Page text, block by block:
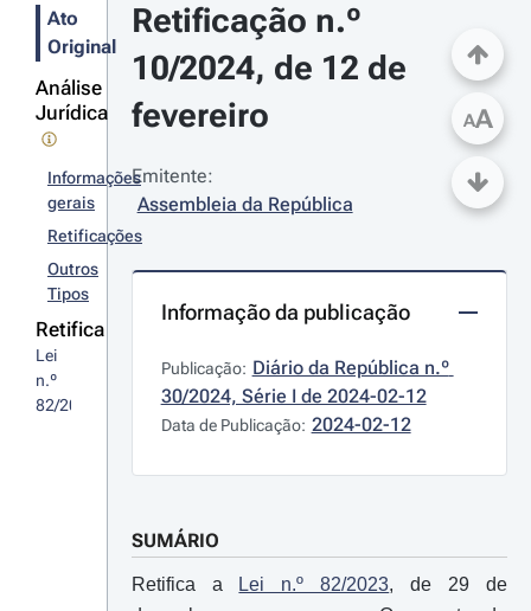
Ato
Original
Análise
Jurídica
Informações
gerais
Retificações
Outros
Tipos
Retifica
Lei
n.º
82/2023
Retificação n.º
10/2024, de 12 de
fevereiro
Emitente:
Assembleia da República
Informação da publicação
Publicação: Diário da República n.º
30/2024, Série I de 2024-02-12
Data de Publicação: 2024-02-12
SUMÁRIO
Retifica a Lei n.º 82/2023, de 29 de
AA